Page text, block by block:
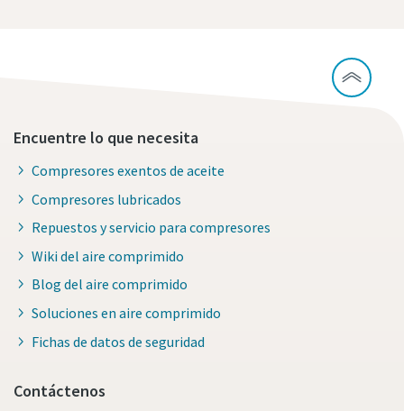
Encuentre lo que necesita
Compresores exentos de aceite
Compresores lubricados
Repuestos y servicio para compresores
Wiki del aire comprimido
Blog del aire comprimido
Soluciones en aire comprimido
Fichas de datos de seguridad
Contáctenos